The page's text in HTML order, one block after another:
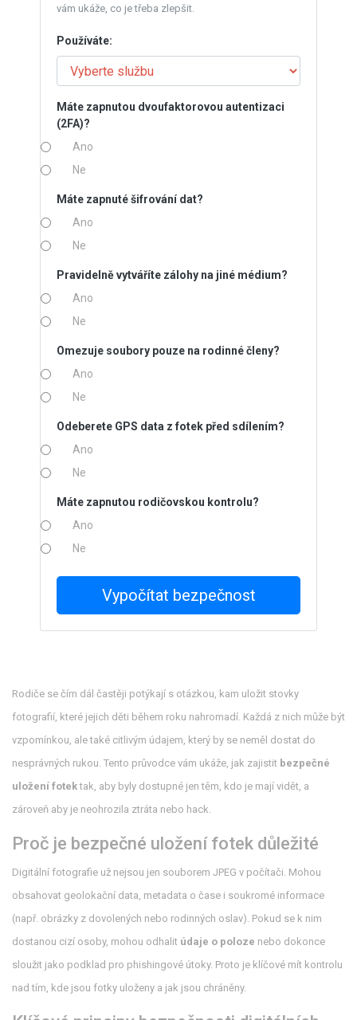
vám ukáže, co je třeba zlepšit.
Používáte:
Máte zapnutou dvoufaktorovou autentizaci
(2FA)?
Ano
Ne
Máte zapnuté šifrování dat?
Ano
Ne
Pravidelně vytváříte zálohy na jiné médium?
Ano
Ne
Omezuje soubory pouze na rodinné členy?
Ano
Ne
Odeberete GPS data z fotek před sdílením?
Ano
Ne
Máte zapnutou rodičovskou kontrolu?
Ano
Ne
Vypočítat bezpečnost
Rodiče se čím dál častěji potýkají s otázkou, kam uložit stovky
fotografií, které jejich děti během roku nahromadí. Každá z nich může být
vzpomínkou, ale také citlivým údajem, který by se neměl dostat do
nesprávných rukou. Tento průvodce vám ukáže, jak zajistit bezpečné
uložení fotektak, aby byly dostupné jen těm, kdo je mají vidět, a
zároveň aby je neohrozila ztráta nebo hack.
Proč je bezpečné uložení fotek důležité
Digitální fotografie už nejsou jen souborem JPEG v počítači. Mohou
obsahovat geolokační data, metadata o čase i soukromé informace
(např. obrázky z dovolených nebo rodinných oslav). Pokud se k nim
dostanou cizí osoby, mohou odhalit údaje o poloze nebo dokonce
sloužit jako podklad pro phishingové útoky. Proto je klíčové mít kontrolu
nad tím, kde jsou fotky uloženy a jak jsou chráněny.